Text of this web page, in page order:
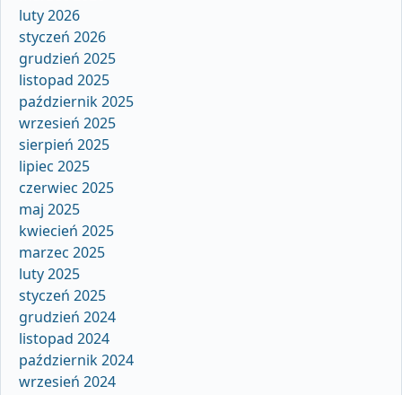
luty 2026
styczeń 2026
grudzień 2025
listopad 2025
październik 2025
wrzesień 2025
sierpień 2025
lipiec 2025
czerwiec 2025
maj 2025
kwiecień 2025
marzec 2025
luty 2025
styczeń 2025
grudzień 2024
listopad 2024
październik 2024
wrzesień 2024